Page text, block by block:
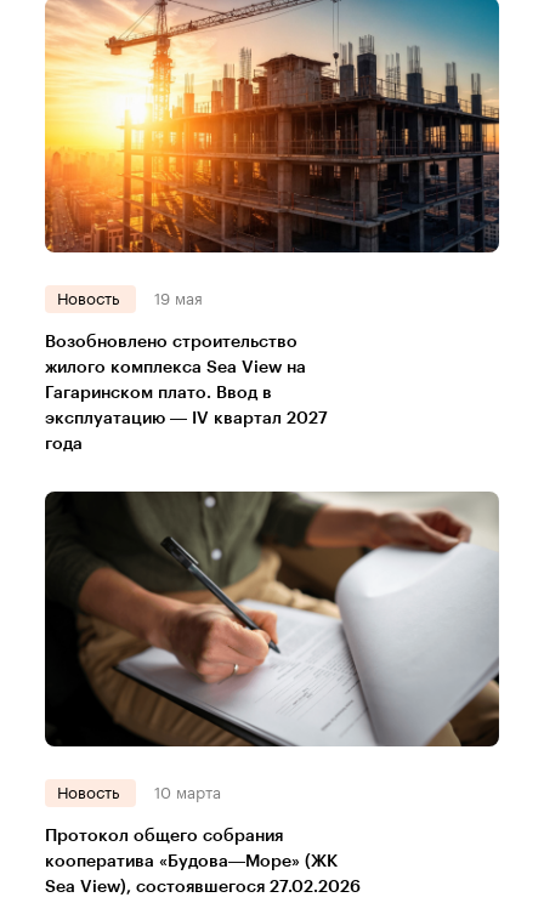
Новость 19 мая
Возобновлено строительство
жилого комплекса Sea View на
Гагаринском плато. Ввод в
эксплуатацию — IV квартал 2027
года
Новость 10 марта
Протокол общего собрания
кооператива «Будова—Море» (ЖК
Sea View), состоявшегося 27.02.2026